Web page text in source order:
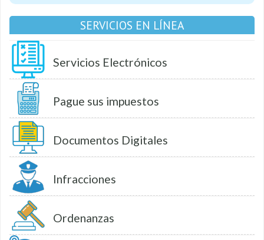
SERVICIOS EN LÍNEA
Servicios Electrónicos
Pague sus impuestos
Documentos Digitales
Infracciones
Ordenanzas